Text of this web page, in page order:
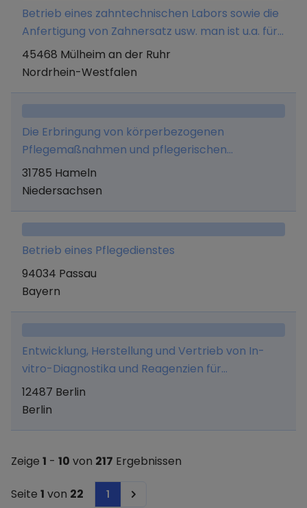
Betrieb eines zahntechnischen Labors sowie die
Anfertigung von Zahnersatz usw. man ist u.a. für
örtliche Zahnärzte beschäftigt
45468 Mülheim an der Ruhr
Nordrhein-Westfalen
Die Erbringung von körperbezogenen
Pflegemaßnahmen und pflegerischen
Betreuungsmaßnahmen für Menschen, die
aufgrund von Alter, Krankheit oder Behinderung
31785 Hameln
Niedersachsen
Betrieb eines Pflegedienstes
94034 Passau
Bayern
Entwicklung, Herstellung und Vertrieb von In-
vitro-Diagnostika und Reagenzien für
Labordiagnostik
12487 Berlin
Berlin
Zeige 1 - 10 von 217 Ergebnissen
Seite 1 von 22 1 Next